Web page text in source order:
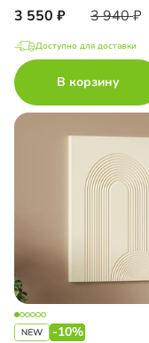
3 550 3 940
Доступно для доставки
В корзину
-10%